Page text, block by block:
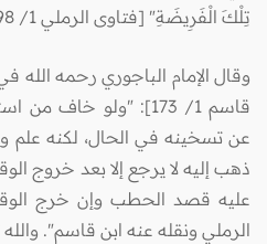
تِلْكَ الْفَرِيضَةِ" [فتاوى الرملي 1/ 98].
وقال الإمام الباجوري رحمه
قاسم 1/ 173]: "ولو خاف
عن تسخينه في الحال، لكنه
ذهب إليه لا يرجع إلا بعد خروج
عليه قصد الحطب وإن خرج
الرملي ونقله عنه ابن قاسم". والله